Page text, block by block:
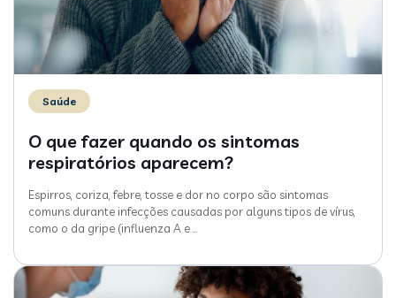
Saúde
O que fazer quando os sintomas
respiratórios aparecem?
Espirros, coriza, febre, tosse e dor no corpo são sintomas
comuns durante infecções causadas por alguns tipos de vírus,
como o da gripe (influenza A e